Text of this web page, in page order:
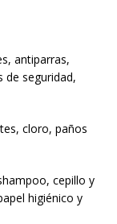
antiparras,
de seguridad,
cloro, paños
cepillo y
higiénico y